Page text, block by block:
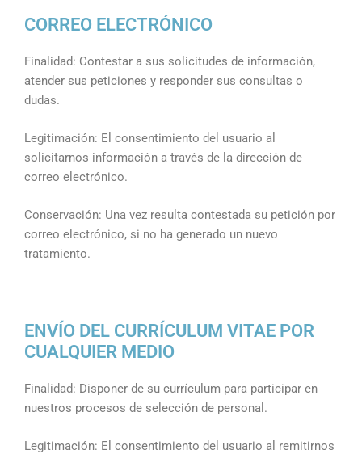
CORREO ELECTRÓNICO
Finalidad: Contestar a sus solicitudes de información,
atender sus peticiones y responder sus consultas o
dudas.
Legitimación: El consentimiento del usuario al
solicitarnos información a través de la dirección de
correo electrónico.
Conservación: Una vez resulta contestada su petición por
correo electrónico, si no ha generado un nuevo
tratamiento.
ENVÍO DEL CURRÍCULUM VITAE POR
CUALQUIER MEDIO
Finalidad: Disponer de su currículum para participar en
nuestros procesos de selección de personal.
Legitimación: El consentimiento del usuario al remitirnos